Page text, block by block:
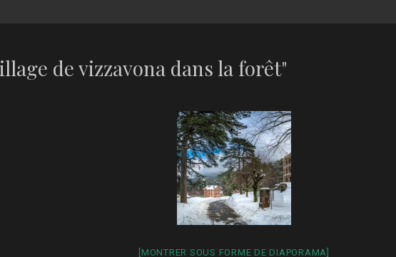
de vizzavona dans la forêt"
[MONTRER SOUS FORME DE DIAPORAMA]